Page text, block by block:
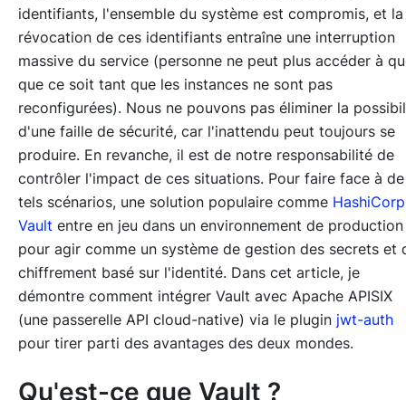
identifiants, l'ensemble du système est compromis, et la
révocation de ces identifiants entraîne une interruption
massive du service (personne ne peut plus accéder à
que ce soit tant que les instances ne sont pas
reconfigurées). Nous ne pouvons pas éliminer la
d'une faille de sécurité, car l'inattendu peut toujours se
produire. En revanche, il est de notre responsabilité de
contrôler l'impact de ces situations. Pour faire face à de
tels scénarios, une solution populaire comme HashiCorp
Vault entre en jeu dans un environnement de production
pour agir comme un système de gestion des secrets et
chiffrement basé sur l'identité. Dans cet article, je
démontre comment intégrer Vault avec Apache APISIX
(une passerelle API cloud-native) via le plugin jwt-auth
pour tirer parti des avantages des deux mondes.
Qu'est-ce que Vault ?